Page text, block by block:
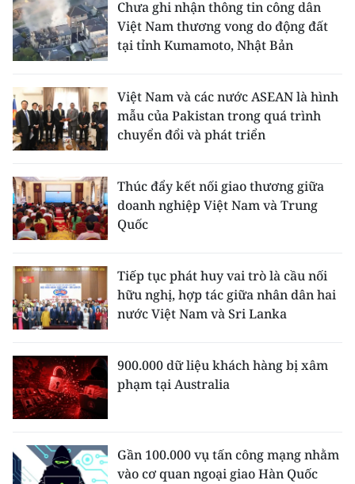
Chưa ghi nhận thông tin công dân
Việt Nam thương vong do động đất
tại tỉnh Kumamoto, Nhật Bản
Việt Nam và các nước ASEAN là hình
mẫu của Pakistan trong quá trình
chuyển đổi và phát triển
Thúc đẩy kết nối giao thương giữa
doanh nghiệp Việt Nam và Trung
Quốc
Tiếp tục phát huy vai trò là cầu nối
hữu nghị, hợp tác giữa nhân dân hai
nước Việt Nam và Sri Lanka
900.000 dữ liệu khách hàng bị xâm
phạm tại Australia
Gần 100.000 vụ tấn công mạng nhằm
vào cơ quan ngoại giao Hàn Quốc